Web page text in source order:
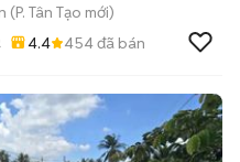
(P. Tân Tạo mới)
4.4 454đã bán